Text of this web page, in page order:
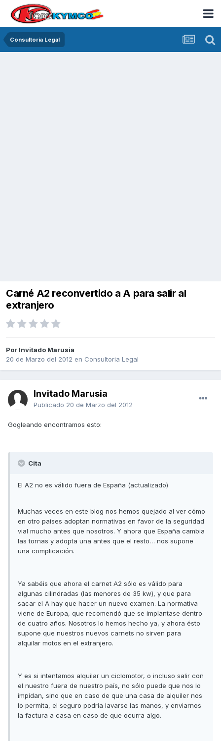
Consultoria Legal
Carné A2 reconvertido a A para salir al
extranjero
Por Invitado Marusia
20 de Marzo del 2012 en Consultoria Legal
Invitado Marusia
Publicado 20 de Marzo del 2012
Gogleando encontramos esto:
Cita
El A2 no es válido fuera de España (actualizado)
Muchas veces en este blog nos hemos quejado al ver cómo
en otro paises adoptan normativas en favor de la seguridad
vial mucho antes que nosotros. Y ahora que España cambia
las tornas y adopta una antes que el resto… nos supone
una complicación.
Ya sabéis que ahora el carnet A2 sólo es válido para
algunas cilindradas (las menores de 35 kw), y que para
sacar el A hay que hacer un nuevo examen. La normativa
viene de Europa, que recomendó que se implantase dentro
de cuatro años. Nosotros lo hemos hecho ya, y ahora ésto
supone que nuestros nuevos carnets no sirven para
alquilar motos en el extranjero.
Y es si intentamos alquilar un ciclomotor, o incluso salir con
el nuestro fuera de nuestro país, no sólo puede que nos lo
impidan, sino que en caso de que una casa de alquiler nos
lo permita, el seguro podría lavarse las manos, y enviarnos
la factura a casa en caso de que ocurra algo.